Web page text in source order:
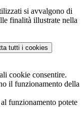
si avvalgono di
finalità illustrate nella
tutti i cookies
cookie consentire.
il funzionamento della
funzionamento potete